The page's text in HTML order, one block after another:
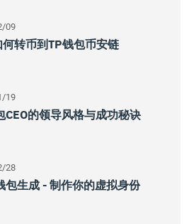
09
何转币到TP钱包币安链
19
CEO的领导风格与成功秘诀
28
包生成 - 制作你的虚拟身份